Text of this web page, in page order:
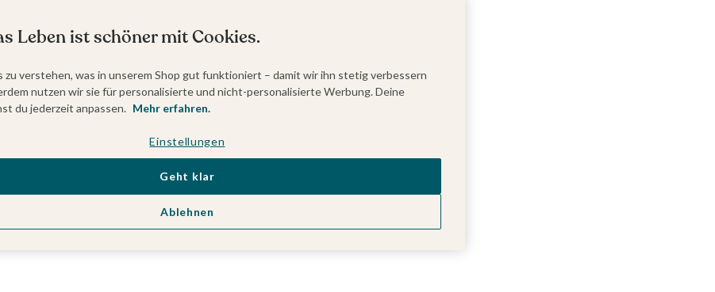
Leben ist schöner mit Cookies.
zu verstehen, was in unserem Shop gut funktioniert – damit wir ihn stetig verbessern
nutzen wir sie für personalisierte und nicht-personalisierte Werbung. Deine
du jederzeit anpassen. Mehr erfahren.
Einstellungen
Ablehnen
Geht klar